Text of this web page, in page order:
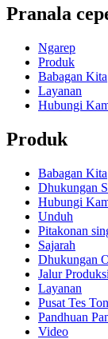
Pranala
Ngarep
Produk
Babagan Kita
Layanan
Hubungi
Produk
Babagan Kita
Dhukungan
Hubungi
Unduh
Pitakonan
Sajarah
Dhukungan
Jalur Produksi
Layanan
Pusat Tes
Pandhuan
Video